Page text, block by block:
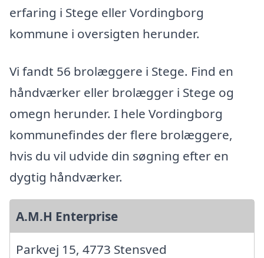
erfaring i Stege eller Vordingborg
kommune i oversigten herunder.
Vi fandt 56 brolæggere i Stege. Find en
håndværker eller brolægger i Stege og
omegn herunder. I hele Vordingborg
kommunefindes der flere brolæggere,
hvis du vil udvide din søgning efter en
dygtig håndværker.
A.M.H Enterprise
Parkvej 15, 4773 Stensved